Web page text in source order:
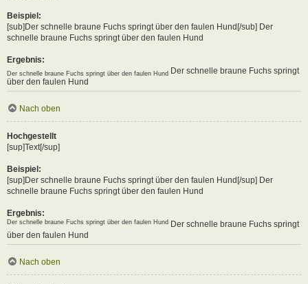
Beispiel:
[sub]Der schnelle braune Fuchs springt über den faulen Hund[/sub] Der
schnelle braune Fuchs springt über den faulen Hund
Ergebnis:
Der schnelle braune Fuchs springt über den faulen Hund Der schnelle braune Fuchs springt
über den faulen Hund
Nach oben
Hochgestellt
[sup]Text[/sup]
Beispiel:
[sup]Der schnelle braune Fuchs springt über den faulen Hund[/sup] Der
schnelle braune Fuchs springt über den faulen Hund
Ergebnis:
Der schnelle braune Fuchs springt über den faulen Hund Der schnelle braune Fuchs springt
über den faulen Hund
Nach oben